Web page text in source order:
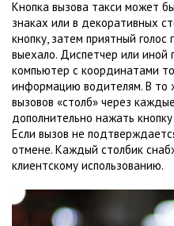
Кнопка вызова такси может
знаках или в декоративных
кнопку, затем приятный голос
выехало. Диспетчер или иной
компьютер с координатами
информацию водителям. В то
вызовов «столб» через
дополнительно нажать
Если вызов не
отмене. Каждый столбик
клиентскому использованию.